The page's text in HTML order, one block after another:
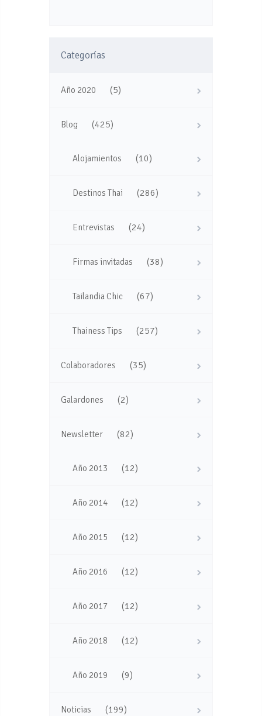
Categorías
Año 2020 (5)
Blog (425)
Alojamientos (10)
Destinos Thai (286)
Entrevistas (24)
Firmas invitadas (38)
Tailandia Chic (67)
Thainess Tips (257)
Colaboradores (35)
Galardones (2)
Newsletter (82)
Año 2013 (12)
Año 2014 (12)
Año 2015 (12)
Año 2016 (12)
Año 2017 (12)
Año 2018 (12)
Año 2019 (9)
Noticias (199)